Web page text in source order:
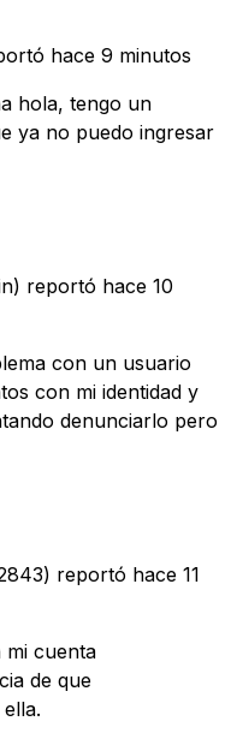
hace 9 minutos
hola, tengo un
ya no puedo ingresar
reportó hace 10
con un usuario
con mi identidad y
denunciarlo pero
reportó hace 11
cuenta
de que